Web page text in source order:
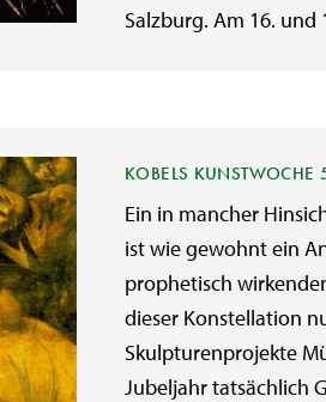
Salzburg. Am 16. und
KOBELS
Ein in mancher
ist wie gewohnt ein
prophetisch
dieser Konstellation
Skulpturenprojekte
Jubeljahr tatsächlich